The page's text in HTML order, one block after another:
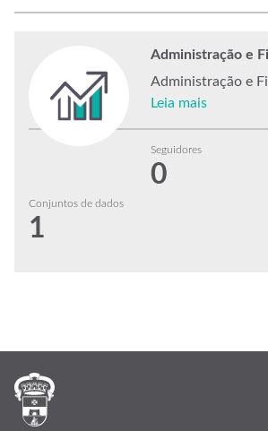
Administração e
Administração e
Leia mais
Seguidores
0
Conjuntos de dados
1